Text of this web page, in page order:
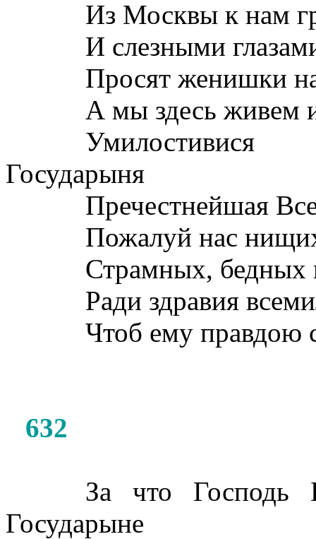
Из Москвы к нам
И слезными
Просят женишки
А мы здесь живем
Умилостивися
Государыня
Пречестнейшая
Пожалуй нас
Страмных, бедных
Ради здравия
Чтоб ему правдою
632
За что Господь
Государыне